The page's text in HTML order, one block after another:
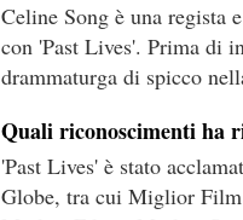
Celine Song è una regista
con 'Past Lives'. Prima di
drammaturga di spicco
Quali riconoscimenti ha
'Past Lives' è stato
Globe, tra cui Miglior Film